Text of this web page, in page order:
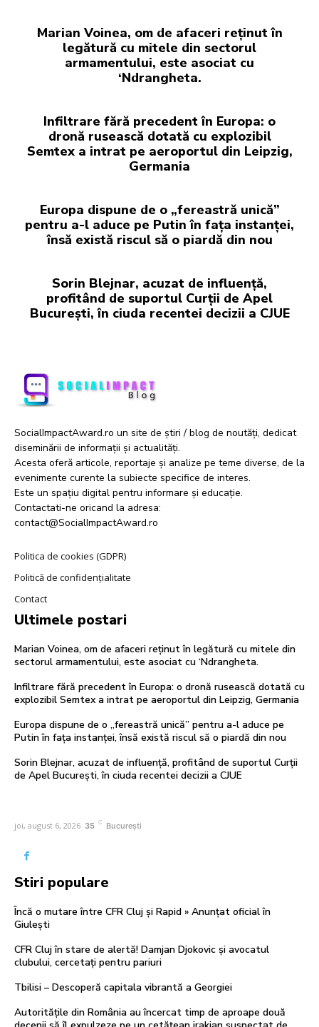
Marian Voinea, om de afaceri reținut în
legătură cu mitele din sectorul
armamentului, este asociat cu
‘Ndrangheta.
Infiltrare fără precedent în Europa: o
dronă rusească dotată cu explozibil
Semtex a intrat pe aeroportul din Leipzig,
Germania
Europa dispune de o „fereastră unică”
pentru a-l aduce pe Putin în fața instanței,
însă există riscul să o piardă din nou
Sorin Blejnar, acuzat de influență,
profitând de suportul Curții de Apel
București, în ciuda recentei decizii a CJUE
SocialImpactAward.ro un site de știri / blog de noutăți, dedicat
diseminării de informații și actualități.
Acesta oferă articole, reportaje și analize pe teme diverse, de la
evenimente curente la subiecte specifice de interes.
Este un spațiu digital pentru informare și educație.
Contactati-ne oricand la adresa:
contact@SocialImpactAward.ro
Politica de cookies (GDPR)
Politică de confidențialitate
Contact
Ultimele postari
Marian Voinea, om de afaceri reținut în legătură cu mitele din
sectorul armamentului, este asociat cu ‘Ndrangheta.
Infiltrare fără precedent în Europa: o dronă rusească dotată cu
explozibil Semtex a intrat pe aeroportul din Leipzig, Germania
Europa dispune de o „fereastră unică” pentru a-l aduce pe
Putin în fața instanței, însă există riscul să o piardă din nou
Sorin Blejnar, acuzat de influență, profitând de suportul Curții
de Apel București, în ciuda recentei decizii a CJUE
joi, august 6, 2026 35 C București
Stiri populare
Încă o mutare între CFR Cluj și Rapid » Anunțat oficial în
Giulești
CFR Cluj în stare de alertă! Damjan Djokovic și avocatul
clubului, cercetați pentru pariuri
Tbilisi – Descoperă capitala vibrantă a Georgiei
Autoritățile din România au încercat timp de aproape două